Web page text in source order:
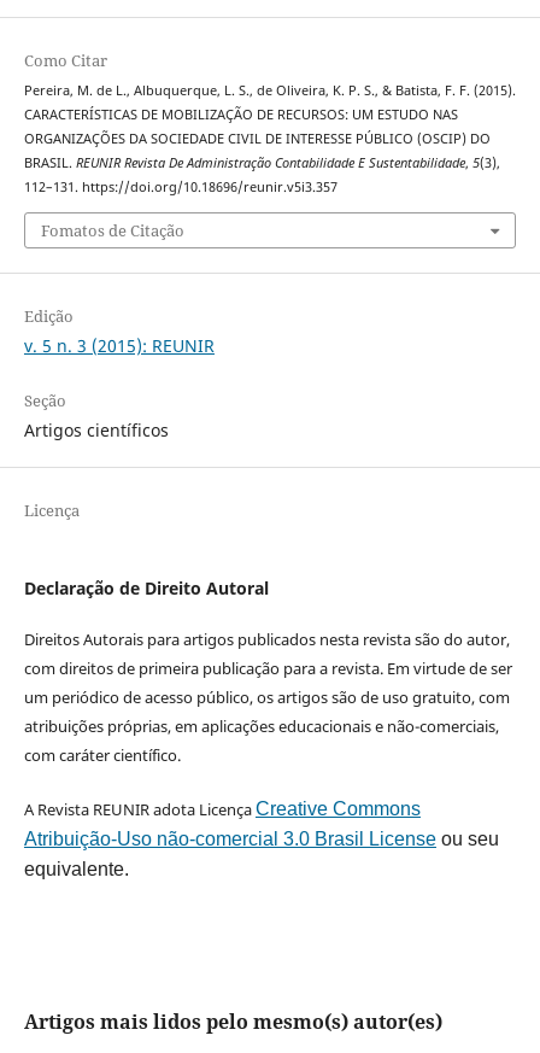
Como Citar
Pereira, M. de L., Albuquerque, L. S., de Oliveira, K. P. S., & Batista, F. F. (2015).
CARACTERÍSTICAS DE MOBILIZAÇÃO DE RECURSOS: UM ESTUDO NAS
ORGANIZAÇÕES DA SOCIEDADE CIVIL DE INTERESSE PÚBLICO (OSCIP) DO
BRASIL. REUNIR Revista De Administração Contabilidade E Sustentabilidade, 5(3),
112–131. https://doi.org/10.18696/reunir.v5i3.357
Fomatos de Citação
Edição
v. 5 n. 3 (2015): REUNIR
Seção
Artigos científicos
Licença
Declaração de Direito Autoral
Direitos Autorais para artigos publicados nesta revista são do autor,
com direitos de primeira publicação para a revista. Em virtude de ser
um periódico de acesso público, os artigos são de uso gratuito, com
atribuições próprias, em aplicações educacionais e não-comerciais,
com caráter científico.
A Revista REUNIR adota LicençaCreative Commons
Atribuição-Uso não-comercial 3.0 Brasil Licenseou seu
equivalente.
Artigos mais lidos pelo mesmo(s) autor(es)